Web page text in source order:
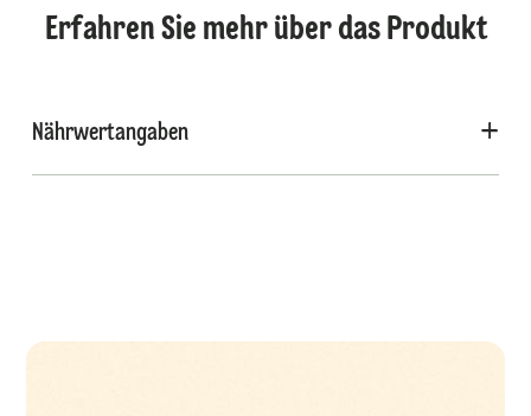
Erfahren Sie mehr über das Produkt
Nährwertangaben